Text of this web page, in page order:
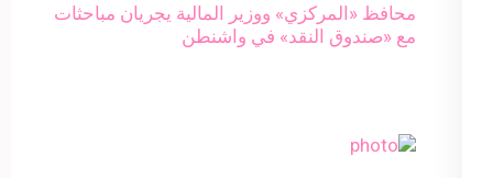
محافظ «المركزي» ووزير المالية يجريان مباحثات
مع «صندوق النقد» في واشنطن